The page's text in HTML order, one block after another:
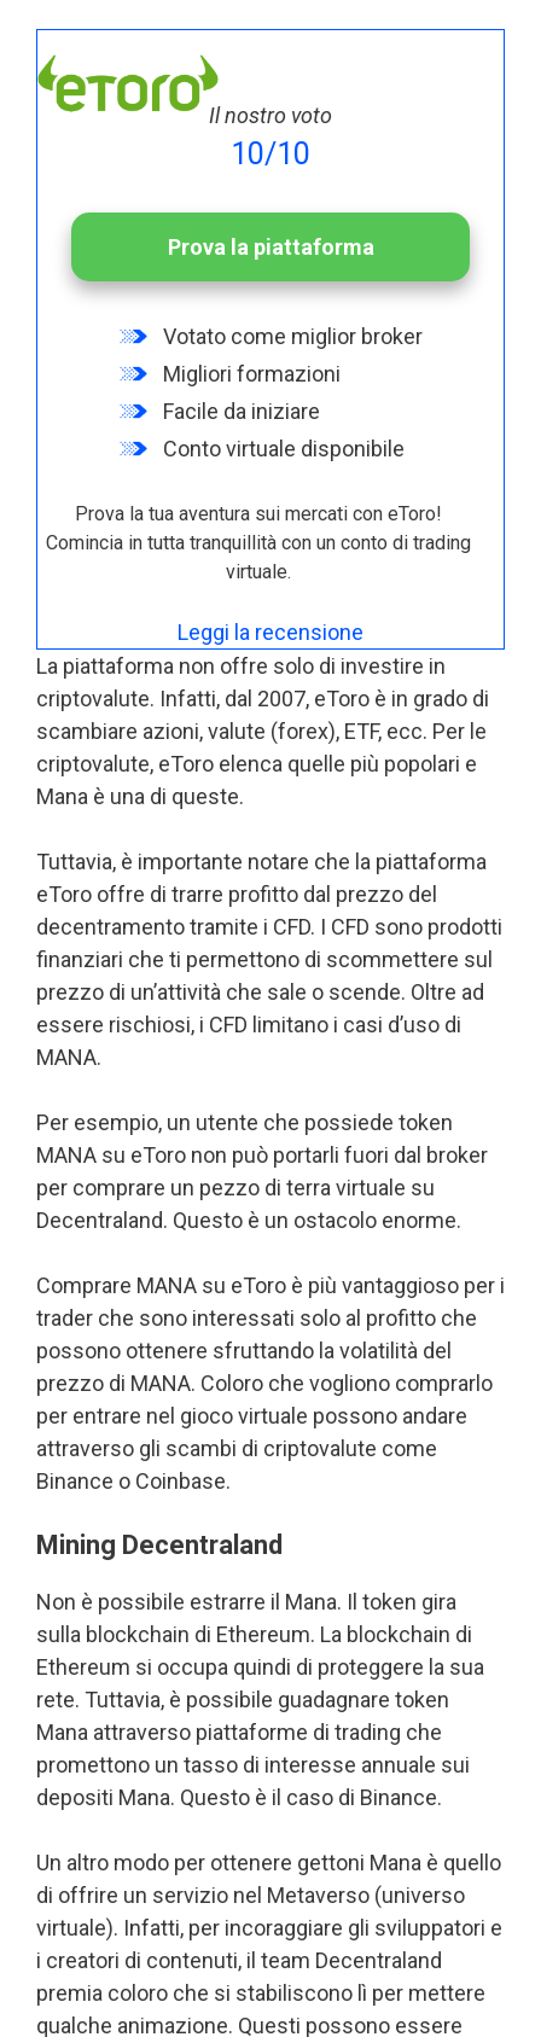
Il nostro voto
10/10
Prova la piattaforma
Votato come miglior broker
Migliori formazioni
Facile da iniziare
Conto virtuale disponibile
Prova la tua aventura sui mercati con eToro!
Comincia in tutta tranquillità con un conto di trading
virtuale.
Leggi la recensione
La piattaforma non offre solo di investire in
criptovalute. Infatti, dal 2007, eToro è in grado di
scambiare azioni, valute (forex), ETF, ecc. Per le
criptovalute, eToro elenca quelle più popolari e
Mana è una di queste.
Tuttavia, è importante notare che la piattaforma
eToro offre di trarre profitto dal prezzo del
decentramento tramite i CFD. I CFD sono prodotti
finanziari che ti permettono di scommettere sul
prezzo di un’attività che sale o scende. Oltre ad
essere rischiosi, i CFD limitano i casi d’uso di
MANA.
Per esempio, un utente che possiede token
MANA su eToro non può portarli fuori dal broker
per comprare un pezzo di terra virtuale su
Decentraland. Questo è un ostacolo enorme.
Comprare MANA su eToro è più vantaggioso per i
trader che sono interessati solo al profitto che
possono ottenere sfruttando la volatilità del
prezzo di MANA. Coloro che vogliono comprarlo
per entrare nel gioco virtuale possono andare
attraverso gli scambi di criptovalute come
Binance o Coinbase.
Mining Decentraland
Non è possibile estrarre il Mana. Il token gira
sulla blockchain di Ethereum. La blockchain di
Ethereum si occupa quindi di proteggere la sua
rete. Tuttavia, è possibile guadagnare token
Mana attraverso piattaforme di trading che
promettono un tasso di interesse annuale sui
depositi Mana. Questo è il caso di Binance.
Un altro modo per ottenere gettoni Mana è quello
di offrire un servizio nel Metaverso (universo
virtuale). Infatti, per incoraggiare gli sviluppatori e
i creatori di contenuti, il team Decentraland
premia coloro che si stabiliscono lì per mettere
qualche animazione. Questi possono essere